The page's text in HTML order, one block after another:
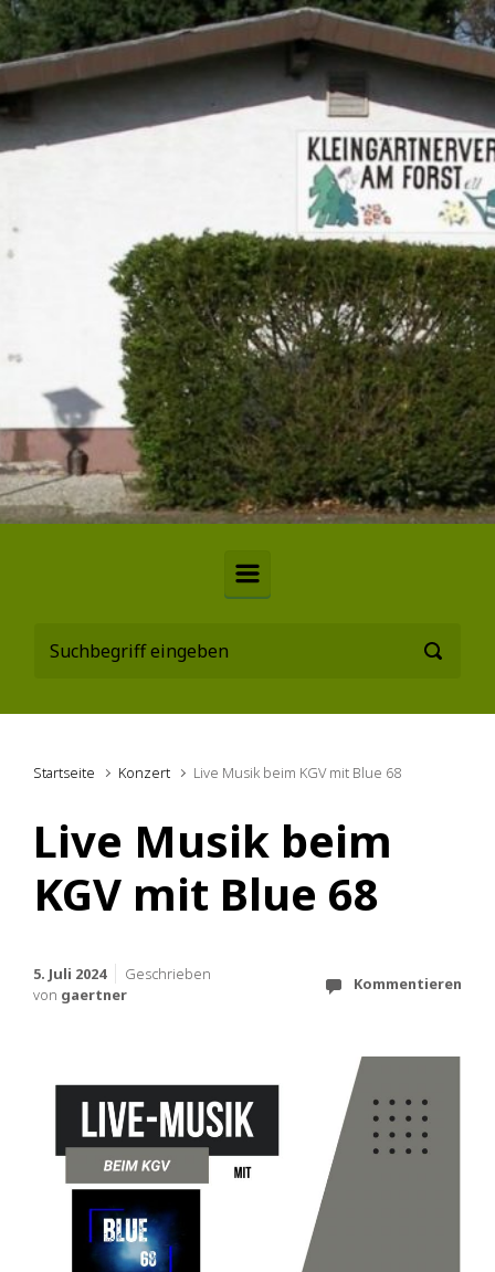
Zum Hauptinhalt springen
Startseite Konzert Live Musik beim KGV mit Blue 68
Live Musik beim
KGV mit Blue 68
5. Juli 2024
Geschrieben
von gaertner
Kommentieren